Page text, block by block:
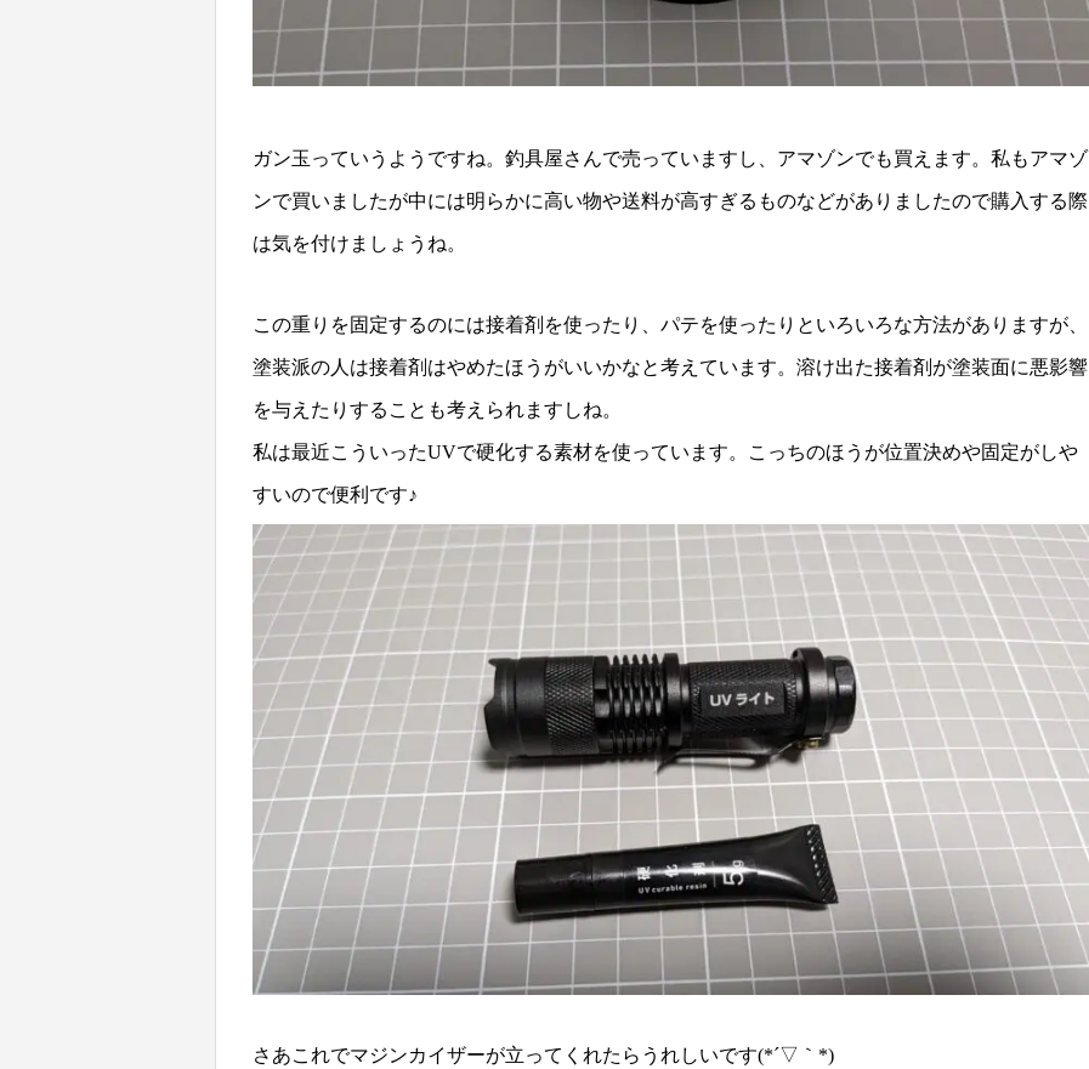
ガン玉っていうようですね。釣具屋さんで売っていますし、アマゾンでも買えます。私もアマゾ
ンで買いましたが中には明らかに高い物や送料が高すぎるものなどがありましたので購入する際
は気を付けましょうね。
この重りを固定するのには接着剤を使ったり、パテを使ったりといろいろな方法がありますが、
塗装派の人は接着剤はやめたほうがいいかなと考えています。溶け出た接着剤が塗装面に悪影響
を与えたりすることも考えられますしね。
私は最近こういったUVで硬化する素材を使っています。こっちのほうが位置決めや固定がしや
すいので便利です♪
さあこれでマジンカイザーが立ってくれたらうれしいです(*´▽｀*)